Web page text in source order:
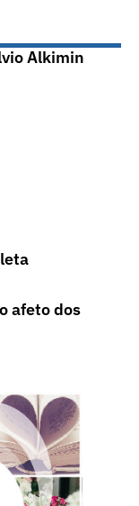
Alkimin
afeto dos